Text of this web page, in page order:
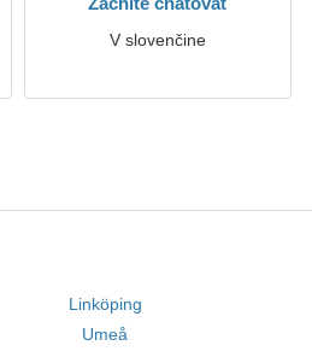
V slovenčine
Linköping
Umeå